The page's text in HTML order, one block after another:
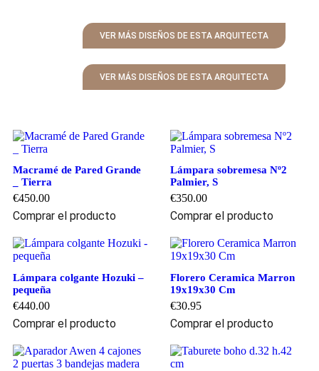
VER MÁS DISEÑOS DE ESTA ARQUITECTA
VER MÁS DISEÑOS DE ESTA ARQUITECTA
Macramé de Pared Grande
_ Tierra
€450.00
Comprar el producto
Lámpara sobremesa Nº2
Palmier, S
€350.00
Comprar el producto
Lámpara colgante Hozuki –
pequeña
€440.00
Comprar el producto
Florero Ceramica Marron
19x19x30 Cm
€30.95
Comprar el producto